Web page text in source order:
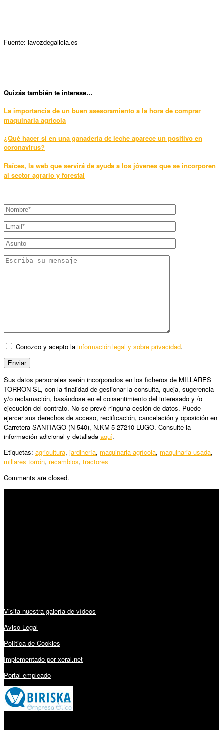
Fuente: lavozdegalicia.es
Quizás también te interese…
La importancia de un buen asesoramiento a la hora de comprar
maquinaria agrícola
¿Qué hacer si en una ganadería de leche aparece un positivo en
coronavirus?
Raíces, la web que servirá de ayuda a los jóvenes que se incorporen
al sector agrario y forestal
Conozco y acepto la información legal y sobre privacidad.
Sus datos personales serán incorporados en los ficheros de MILLARES
TORRON SL, con la finalidad de gestionar la consulta, queja, sugerencia
y/o reclamación, basándose en el consentimiento del interesado y /o
ejecución del contrato. No se prevé ninguna cesión de datos. Puede
ejercer sus derechos de acceso, rectificación, cancelación y oposición en
Carretera SANTIAGO (N-540), N.KM 5 27210-LUGO. Consulte la
información adicional y detallada aquí.
Etiquetas: agricultura, jardinería, maquinaria agrícola, maquinaria usada,
millares torrón, recambios, tractores
Comments are closed.
Visita nuestra galería de vídeos
Aviso Legal
Política de Cookies
Implementado por xeral.net
Portal empleado